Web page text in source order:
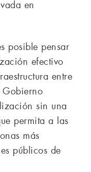
en
posible pensar
efectivo
entre
Gobierno
sin una
permita a las
más
públicos de